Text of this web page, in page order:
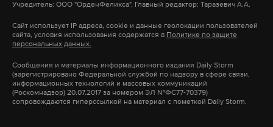
Подпишитесь на Daily Storm вMAX. Он
работает там, где тормозит интернет.
Макс Telegram
трагическое событие: дети мечтали о море и
солнце, а попали под удар беспилотника. По ее
словам, когда оружие направляют на автобус с
детьми, международные структуры не имеют
права молчать.
Учредитель: ООО "ОрденФеликса", Главный редактор: Таразевич А.А.
Сайт использует IP адреса, cookie и данные геолокации пользователей
сайта, условия использования содержатся в Политике по защите
персональных данных.
Сообщения и материалы информационного издания Daily Storm
(зарегистрировано Федеральной службой по надзору в сфере связи,
информационных технологий и массовых коммуникаций
(Роскомнадзор) 20.07.2017 за номером ЭЛ №ФС77-70379)
сопровождаются гиперссылкой на материал с пометкой Daily Storm.